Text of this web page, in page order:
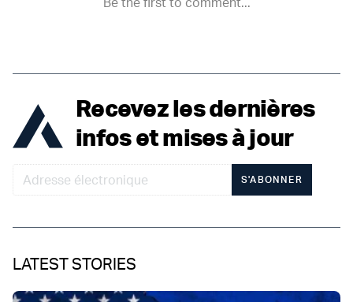
Recevez les dernières
infos et mises à jour
S'ABONNER
LATEST STORIES